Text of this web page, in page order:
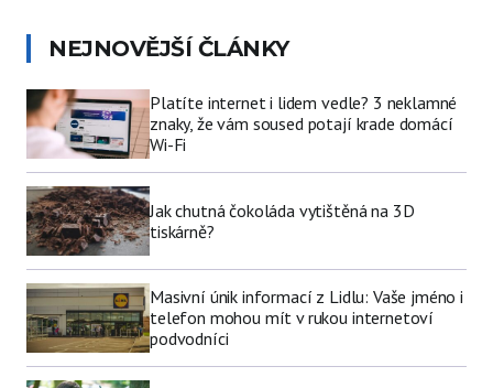
NEJNOVĚJŠÍ ČLÁNKY
Platíte internet i lidem vedle? 3 neklamné
znaky, že vám soused potají krade domácí
Wi-Fi
Jak chutná čokoláda vytištěná na 3D
tiskárně?
Masivní únik informací z Lidlu: Vaše jméno i
telefon mohou mít v rukou internetoví
podvodníci